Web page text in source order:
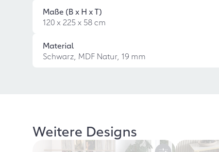
Maße (B x H x T)
120 x 225 x 58 cm
Material
Schwarz, MDF Natur, 19 mm
Weitere Designs